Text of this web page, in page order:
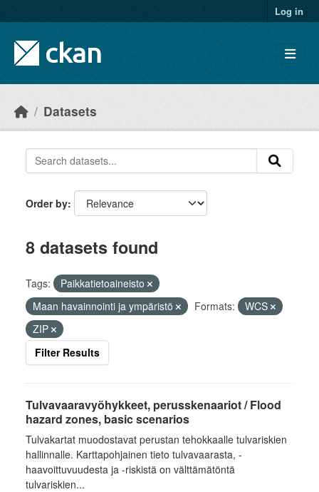
Log in
Datasets
Order by
8 datasets found
Tags:
Paikkatietoaineisto
Maan havainnointi ja ympäristö
Formats:
WCS
ZIP
Filter Results
Tulvavaaravyöhykkeet, perusskenaariot / Flood
hazard zones, basic scenarios
Tulvakartat muodostavat perustan tehokkaalle tulvariskien
hallinnalle. Karttapohjainen tieto tulvavaarasta, -
haavoittuvuudesta ja -riskistä on välttämätöntä
tulvariskien...